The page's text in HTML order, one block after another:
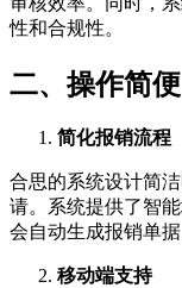
性和合规性。
二、操作简
简化报销流程
合思的系统设计简
请。系统提供了智
会自动生成报销单
移动端支持